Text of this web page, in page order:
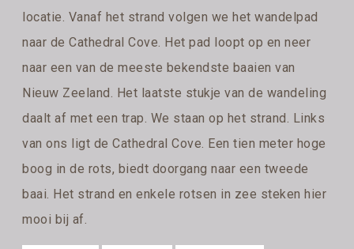
locatie. Vanaf het strand volgen we het wandelpad
naar de Cathedral Cove. Het pad loopt op en neer
naar een van de meeste bekendste baaien van
Nieuw Zeeland. Het laatste stukje van de wandeling
daalt af met een trap. We staan op het strand. Links
van ons ligt de Cathedral Cove. Een tien meter hoge
boog in de rots, biedt doorgang naar een tweede
baai. Het strand en enkele rotsen in zee steken hier
mooi bij af.